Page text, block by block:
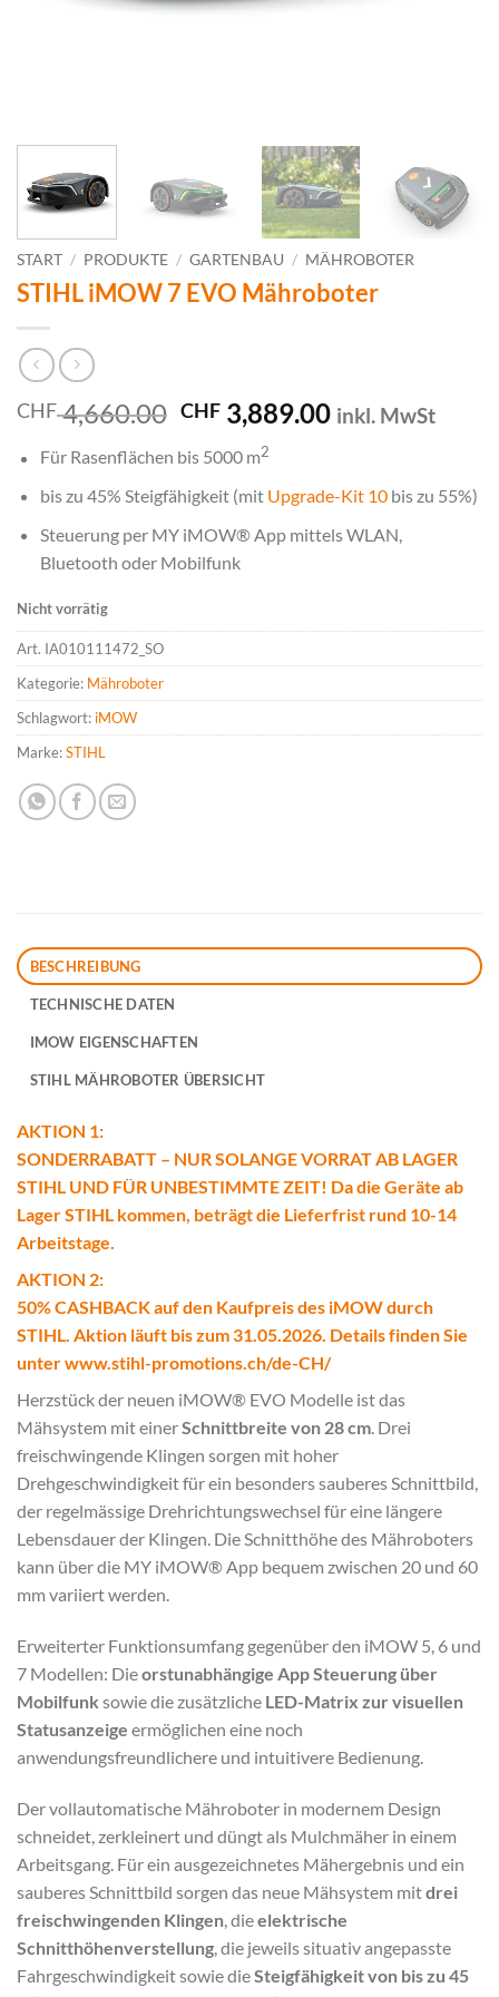
START / PRODUKTE / GARTENBAU / MÄHROBOTER
STIHL iMOW 7 EVO Mähroboter
CHF4,660.00 Ursprünglicher
war:
CHF 4,660.00
CHF 3,889.00Aktueller
CHF 3,889.00.
inkl. MwSt
Für Rasenflächen bis 5000 m2
bis zu 45% Steigfähigkeit (mit Upgrade-Kit 10bis zu 55%)
Steuerung per MY iMOW® App mittels WLAN,
Bluetooth oder Mobilfunk
Nicht vorrätig
Art. IA010111472_SO
Kategorie: Mähroboter
Schlagwort: iMOW
Marke:STIHL
BESCHREIBUNG
TECHNISCHE DATEN
IMOW EIGENSCHAFTEN
STIHL MÄHROBOTER ÜBERSICHT
AKTION 1:
SONDERRABATT – NUR SOLANGE VORRAT AB LAGER
STIHL UND FÜR UNBESTIMMTE ZEIT! Da die Geräte ab
Lager STIHL kommen, beträgt die Lieferfrist rund 10-14
Arbeitstage.
AKTION 2:
50% CASHBACK auf den Kaufpreis des iMOW durch
STIHL. Aktion läuft bis zum 31.05.2026. Details finden Sie
unterwww.stihl-promotions.ch/de-CH/
Herzstück der neuen iMOW® EVO Modelle ist das
Mähsystem mit einerSchnittbreite von 28 cm. Drei
freischwingende Klingen sorgen mit hoher
Drehgeschwindigkeit für ein besonders sauberes Schnittbild,
der regelmässige Drehrichtungswechsel für eine längere
Lebensdauer der Klingen. Die Schnitthöhe des Mähroboters
kann über die MY iMOW® App bequem zwischen 20 und 60
mm variiert werden.
Erweiterter Funktionsumfang gegenüber den iMOW 5, 6 und
7 Modellen: Dieorstunabhängige App Steuerung über
Mobilfunk sowie die zusätzliche LED-Matrix zur visuellen
Statusanzeige ermöglichen eine noch
anwendungsfreundlichere und intuitivere Bedienung.
Der vollautomatische Mähroboter in modernem Design
schneidet, zerkleinert und düngt als Mulchmäher in einem
Arbeitsgang. Für ein ausgezeichnetes Mähergebnis und ein
sauberes Schnittbild sorgen das neue Mähsystem mitdrei
freischwingenden Klingen, dieelektrische
Schnitthöhenverstellung, die jeweils situativ angepasste
Fahrgeschwindigkeit sowie dieSteigfähigkeit von bis zu 45